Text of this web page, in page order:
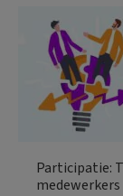
Participatie:
medewerkers